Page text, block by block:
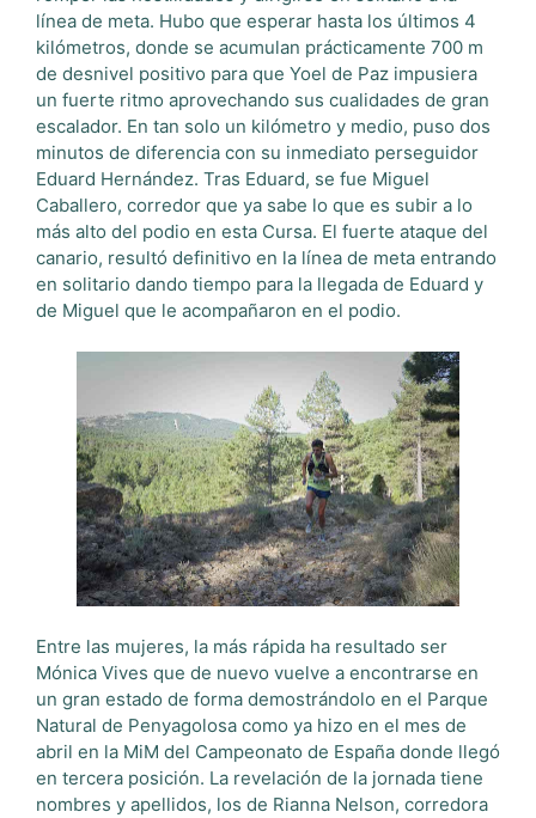
línea de meta. Hubo que esperar hasta los últimos 4
kilómetros, donde se acumulan prácticamente 700 m
de desnivel positivo para que Yoel de Paz impusiera
un fuerte ritmo aprovechando sus cualidades de gran
escalador. En tan solo un kilómetro y medio, puso dos
minutos de diferencia con su inmediato perseguidor
Eduard Hernández. Tras Eduard, se fue Miguel
Caballero, corredor que ya sabe lo que es subir a lo
más alto del podio en esta Cursa. El fuerte ataque del
canario, resultó definitivo en la línea de meta entrando
en solitario dando tiempo para la llegada de Eduard y
de Miguel que le acompañaron en el podio.
Entre las mujeres, la más rápida ha resultado ser
Mónica Vives que de nuevo vuelve a encontrarse en
un gran estado de forma demostrándolo en el Parque
Natural de Penyagolosa como ya hizo en el mes de
abril en la MiM del Campeonato de España donde llegó
en tercera posición. La revelación de la jornada tiene
nombres y apellidos, los de Rianna Nelson, corredora